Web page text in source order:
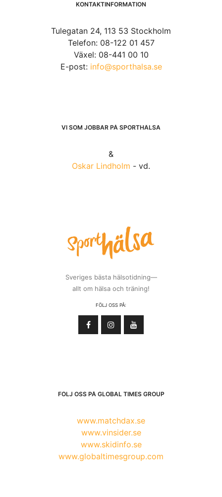
KONTAKTINFORMATION
Tulegatan 24, 113 53 Stockholm
Telefon: 08-122 01 457
Växel: 08-441 00 10
E-post: info@sporthalsa.se
VI SOM JOBBAR PÅ SPORTHÄLSA
&
Oskar Lindholm - vd.
Sveriges bästa hälsotidning—
allt om hälsa och träning!
FÖLJ OSS PÅ:
FÖLJ OSS PÅ GLOBAL TIMES GROUP
www.matchdax.se
www.vinsider.se
www.skidinfo.se
www.globaltimesgroup.com